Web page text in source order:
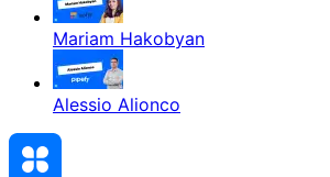
Mariam Hakobyan
Alessio Alionco